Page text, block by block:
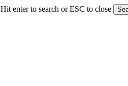
Hit enter to search or ESC to close